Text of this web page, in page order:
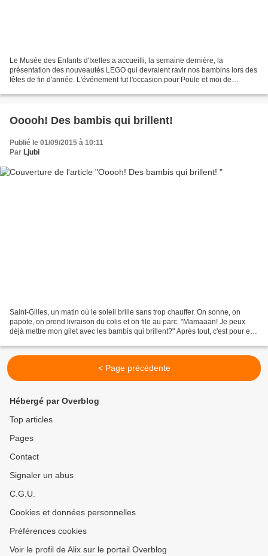
Le Musée des Enfants d'Ixelles a accueilli, la semaine dernière, la
présentation des nouveautés LEGO qui devraient ravir nos bambins lors des
fêtes de fin d'année. L'événement fut l'occasion pour Poule et moi de
Ooooh! Des bambis qui brillent!
Publié le 01/09/2015 à 10:11
Par Ljubi
Saint-Gilles, un matin où le soleil brille sans trop chauffer. On sonne, on
papote, on prend livraison du colis et on file au parc. "Mamaaan! Je peux
déjà mettre mon gilet avec les bambis qui brillent?" Après tout, c'est pour elle
< Page précédente
Hébergé par Overblog
Top articles
Pages
Contact
Signaler un abus
C.G.U.
Cookies et données personnelles
Préférences cookies
Voir le profil de Alix sur le portail Overblog